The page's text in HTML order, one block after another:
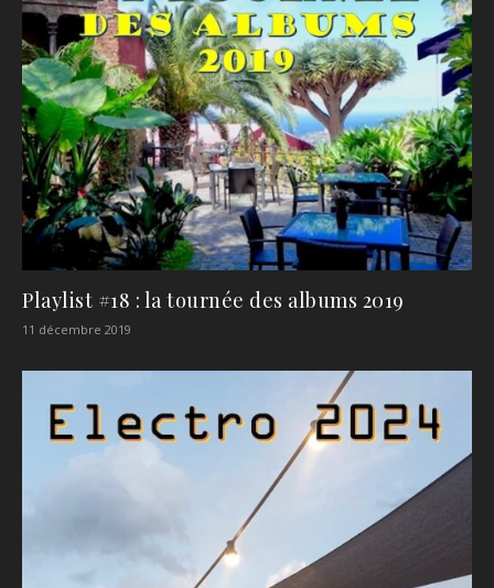
Playlist #18 : la tournée des albums 2019
11 décembre 2019